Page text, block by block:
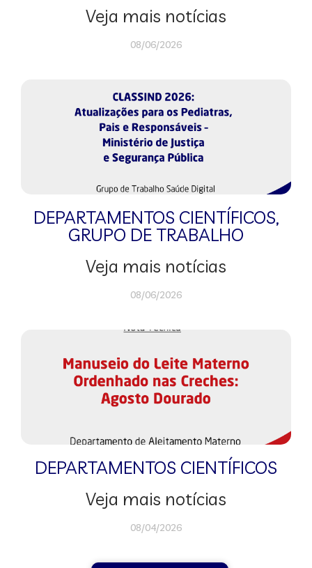
Veja mais notícias
08/06/2026
DEPARTAMENTOS CIENTÍFICOS,
GRUPO DE TRABALHO
Veja mais notícias
08/06/2026
DEPARTAMENTOS CIENTÍFICOS
Veja mais notícias
08/04/2026